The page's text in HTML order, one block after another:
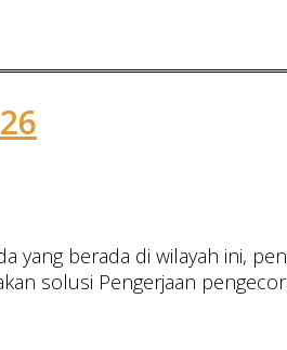
yang berada di wilayah ini,
solusi Pengerjaan